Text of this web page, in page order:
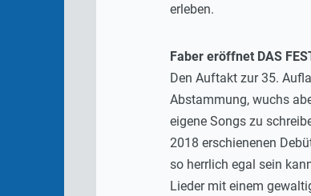
erleben.
Faber eröffnet DAS
Den Auftakt zur 35.
Abstammung, wuchs
eigene Songs zu
2018 erschienenen
so herrlich egal sein
Lieder mit einem